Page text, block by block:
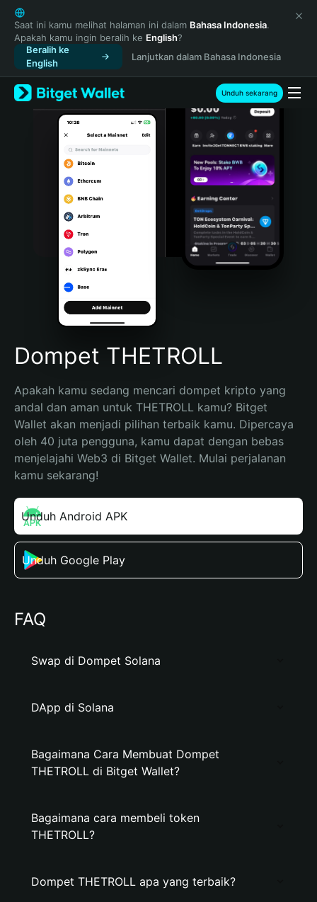
English
日本語
Tiếng Việt
Русский
Español (Latinoamérica)
Türkçe
Italiano
Português (Portugal)
Bahasa Indonesia
Português (Brasil)
Español (Argentina)
Saat ini kamu melihat halaman ini dalam Bahasa Indonesia.
Apakah kamu ingin beralih ke English?
Beralih ke
English
Lanjutkan dalam Bahasa Indonesia
Unduh sekarang
Dompet THETROLL
Apakah kamu sedang mencari dompet kripto yang
andal dan aman untuk THETROLL kamu? Bitget
Wallet akan menjadi pilihan terbaik kamu. Dipercaya
oleh 40 juta pengguna, kamu dapat dengan bebas
menjelajahi Web3 di Bitget Wallet. Mulai perjalanan
kamu sekarang!
Unduh Android APK
Unduh Google Play
FAQ
Swap di Dompet Solana
DApp di Solana
Bagaimana Cara Membuat Dompet
THETROLL di Bitget Wallet?
Bagaimana cara membeli token
THETROLL?
Dompet THETROLL apa yang terbaik?